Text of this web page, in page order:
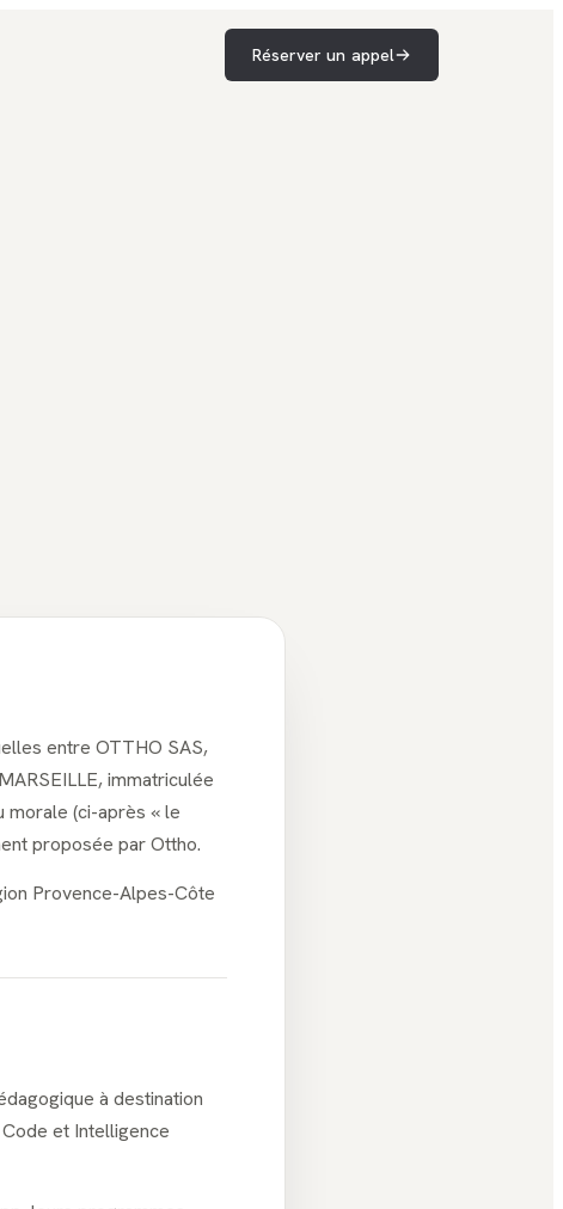
Réserver un appel
entre OTTHO SAS,
immatriculée
morale (ci-après « le
proposée par Ottho.
Provence-Alpes-Côte
à destination
et Intelligence